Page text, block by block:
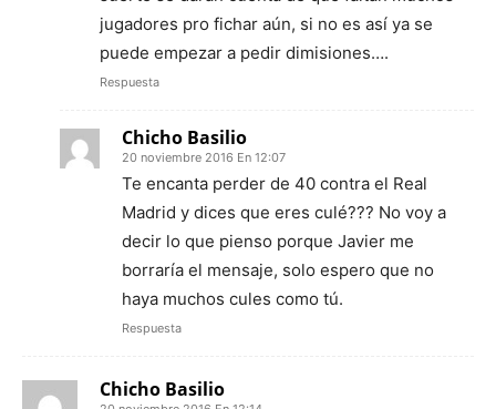
jugadores pro fichar aún, si no es así ya se
puede empezar a pedir dimisiones….
Respuesta
Chicho Basilio
20 noviembre 2016 En 12:07
Te encanta perder de 40 contra el Real
Madrid y dices que eres culé??? No voy a
decir lo que pienso porque Javier me
borraría el mensaje, solo espero que no
haya muchos cules como tú.
Respuesta
Chicho Basilio